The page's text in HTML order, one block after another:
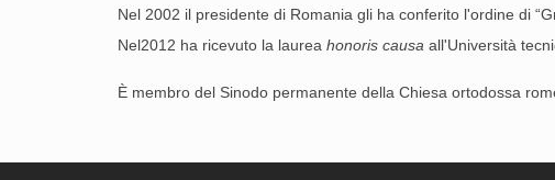
Nel 2002 il presidente di Romania gli ha conferito l'ordine di
Nel2012 ha ricevuto la laurea honoris causa all'Università
È membro del Sinodo permanente della Chiesa ortodossa